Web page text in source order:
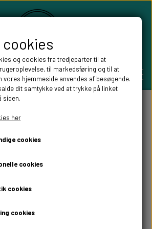
GAVER
BRYLLUPS GAVER
NAVNGIVNING
TIL FESTEN
TREE FIGURER
BRYLLUPS FIGURER
Menukort til festen
cookies
og cookies fra tredjeparter til at
til markedsføring og til at
vores hjemmeside anvendes af besøgende.
dit samtykke ved at trykke på linket
siden.
her
cookies
cookies
cookies
cookies